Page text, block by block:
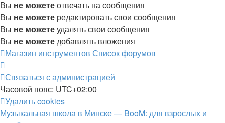
Вы не можетеотвечать на сообщения
Вы не можете редактировать свои сообщения
Вы не можетеудалять свои сообщения
Вы не можетедобавлять вложения
Магазин инструментов Список форумов
Связаться с администрацией
Часовой пояс: UTC+02:00
Удалить cookies
Музыкальная школа в Минске — BooM: для взрослых и